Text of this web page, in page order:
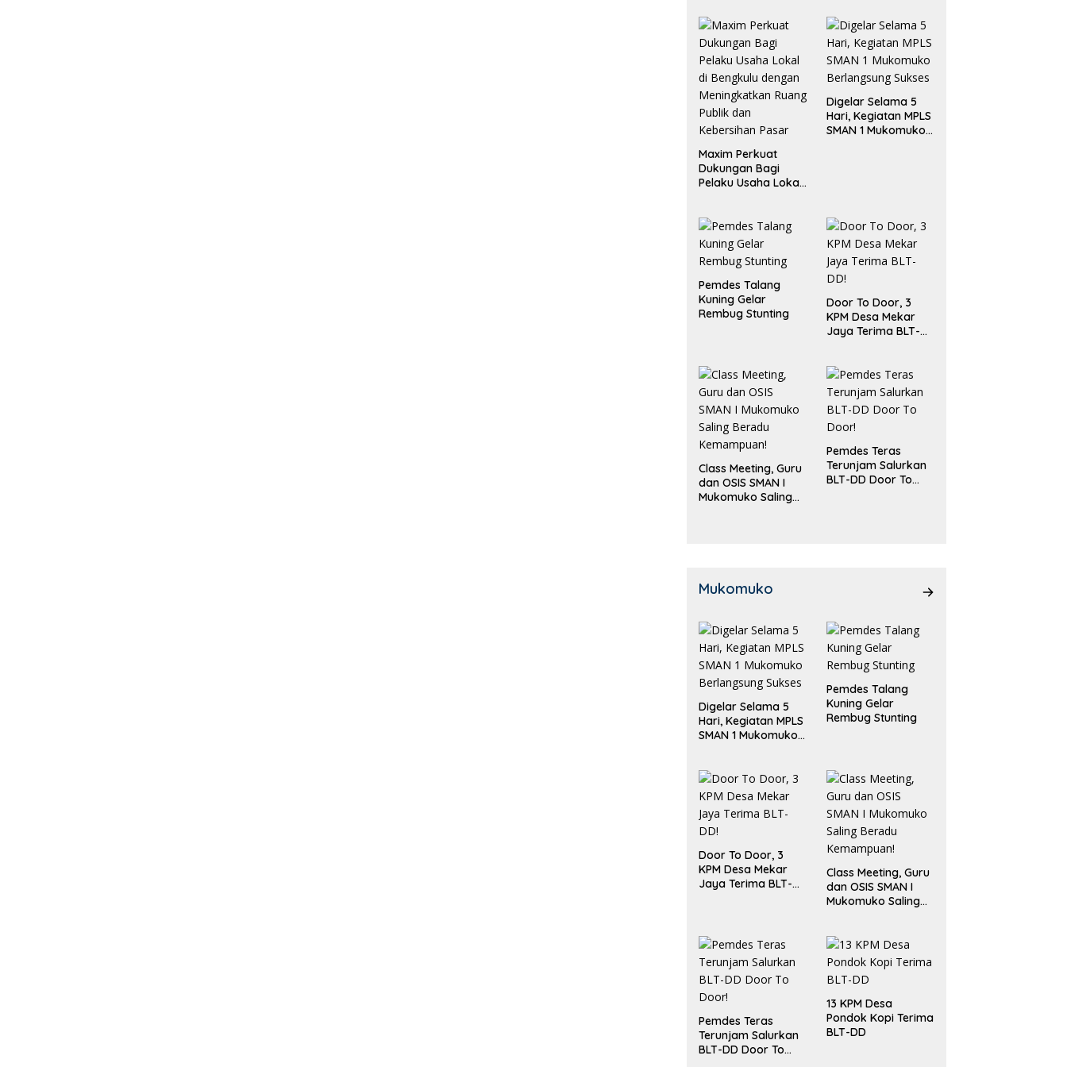
Maxim Perkuat
Dukungan Bagi
Pelaku Usaha Lokal
Ruang Publik dan
Kebersihan Pasar
Digelar Selama 5
Hari, Kegiatan MPLS
SMAN 1 Mukomuko
Pemdes Talang
Kuning Gelar
Rembug Stunting
Door To Door, 3
KPM Desa Mekar
Jaya Terima BLT-
Class Meeting, Guru
dan OSIS SMAN I
Mukomuko Saling
Pemdes Teras
Terunjam Salurkan
BLT-DD Door To
Mukomuko
Digelar Selama 5
Hari, Kegiatan MPLS
SMAN 1 Mukomuko
Pemdes Talang
Kuning Gelar
Rembug Stunting
Door To Door, 3
KPM Desa Mekar
Jaya Terima BLT-
Class Meeting, Guru
dan OSIS SMAN I
Mukomuko Saling
Pemdes Teras
Terunjam Salurkan
BLT-DD Door To
13 KPM Desa
Pondok Kopi Terima
BLT-DD